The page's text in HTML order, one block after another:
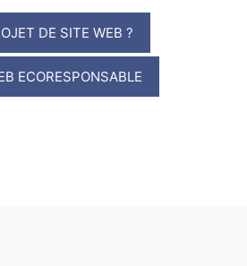
DE SITE WEB ?
ECORESPONSABLE